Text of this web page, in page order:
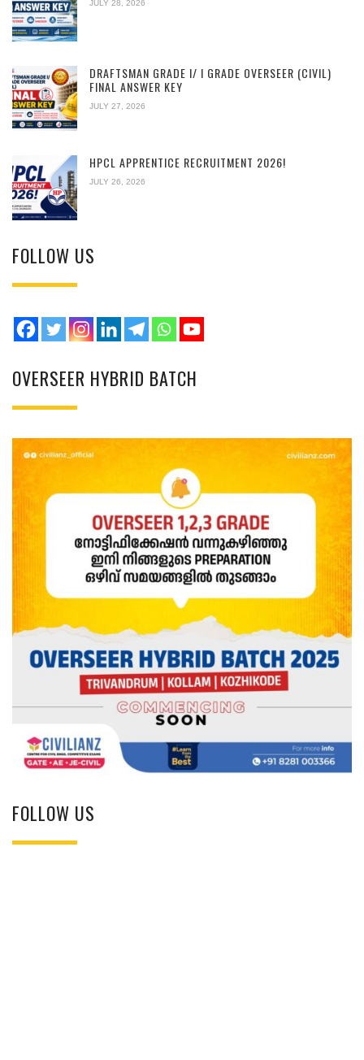
JULY 28, 2026
DRAFTSMAN GRADE I/ I GRADE OVERSEER (CIVIL)
FINAL ANSWER KEY
JULY 27, 2026
HPCL APPRENTICE RECRUITMENT 2026!
JULY 26, 2026
FOLLOW US
OVERSEER HYBRID BATCH
FOLLOW US